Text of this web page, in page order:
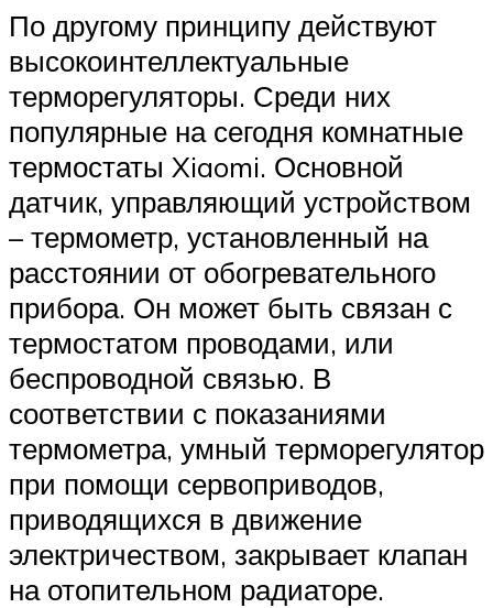
По другому принципу действуют
высокоинтеллектуальные
терморегуляторы. Среди них
популярные на сегодня комнатные
термостаты Xiaomi. Основной
датчик, управляющий устройством
– термометр, установленный на
расстоянии от обогревательного
прибора. Он может быть связан с
термостатом проводами, или
беспроводной связью. В
соответствии с показаниями
термометра, умный терморегулятор
при помощи сервоприводов,
приводящихся в движение
электричеством, закрывает клапан
на отопительном радиаторе.